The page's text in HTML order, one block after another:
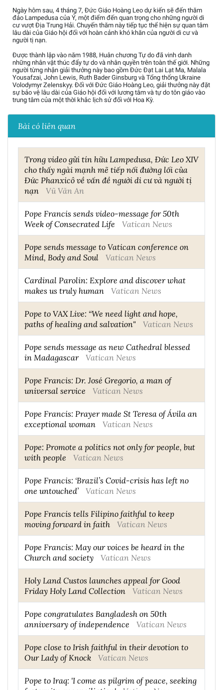
Ngày hôm sau, 4 tháng 7, Đức Giáo Hoàng Leo dự kiến sẽ đến thăm
đảo Lampedusa của Ý, một điểm đến quan trọng cho những người di
cư vượt Địa Trung Hải. Chuyến thăm này tiếp tục thể hiện sự quan tâm
lâu dài của Giáo hội đối với hoàn cảnh khó khăn của người di cư và
người tị nạn.
Được thành lập vào năm 1988, Huân chương Tự do đã vinh danh
những nhân vật thúc đẩy tự do và nhân quyền trên toàn thế giới. Những
người từng nhận giải thưởng này bao gồm Đức Đạt Lai Lạt Ma, Malala
Yousafzai, John Lewis, Ruth Bader Ginsburg và Tổng thống Ukraine
Volodymyr Zelenskyy. Đối với Đức Giáo Hoàng Leo, giải thưởng này đặt
sự bảo vệ lâu dài của Giáo hội đối với lương tâm và tự do tôn giáo vào
trung tâm của một thời khắc lịch sử đối với Hoa Kỳ.
Bài có liên quan
Trong video gửi tín hữu Lampedusa, Đức Leo XIV
cho thấy ngài mạnh mẽ tiếp nối đường lối của
Đức Phanxicô về vấn đề người di cư và người tị
nạn
Vũ Văn An
Pope Francis sends video-message for 50th
Week of Consecrated Life
Vatican News
Pope sends message to Vatican conference on
Mind, Body and Soul
Vatican News
Cardinal Parolin: Explore and discover what
makes us truly human
Vatican News
Pope to VAX Live: “We need light and hope,
paths of healing and salvation"
Vatican News
Pope sends message as new Cathedral blessed
in Madagascar
Vatican News
Pope Francis: Dr. José Gregorio, a man of
universal service
Vatican News
Pope Francis: Prayer made St Teresa of Ávila an
exceptional woman
Vatican News
Pope: Promote a politics not only for people, but
with people
Vatican News
Pope Francis: ‘Brazil’s Covid-crisis has left no
one untouched’
Vatican News
Pope Francis tells Filipino faithful to keep
moving forward in faith
Vatican News
Pope Francis: May our voices be heard in the
Church and society
Vatican News
Holy Land Custos launches appeal for Good
Friday Holy Land Collection
Vatican News
Pope congratulates Bangladesh on 50th
anniversary of independence
Vatican News
Pope close to Irish faithful in their devotion to
Our Lady of Knock
Vatican News
Pope to Iraq: 'I come as pilgrim of peace, seeking